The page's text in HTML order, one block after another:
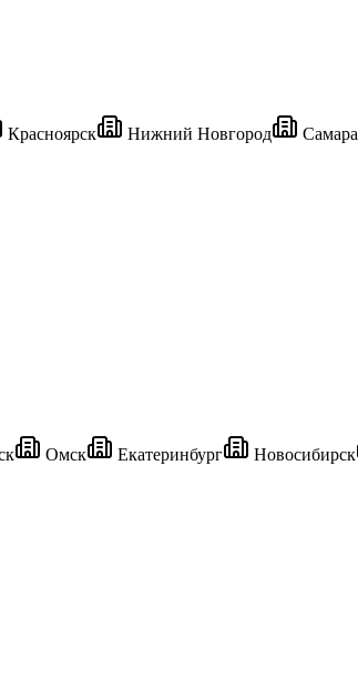
Красноярск Нижний Новгород Самара
Омск Екатеринбург Новосибирск